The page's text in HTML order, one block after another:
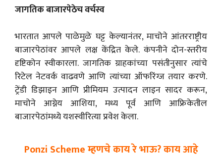
जागतिक बाजारपेठेच वर्चस्व
भारतात आपले पाळेमुळे घट्ट केल्यानंतर, माचोने आंतरराष्ट्रीय
बाजारपेठांवर आपले लक्ष केंद्रित केले. कंपनीने दोन-स्तरीय
दृष्टिकोन स्वीकारला. जागतिक ग्राहकांच्या पसंतीनुसार त्यांचे
रिटेल नेटवर्क वाढवणे आणि त्यांच्या ऑफरिंग्ज तयार करणे.
ट्रेंडी डिझाइन आणि प्रीमियम उत्पादन लाइन सादर करून,
माचोने आग्नेय आशिया, मध्य पूर्व आणि आफ्रिकेतील
बाजारपेठांमध्ये यशस्वीरित्या प्रवेश केला.
Ponzi Scheme म्हणचे काय रे भाऊ? काय आहे